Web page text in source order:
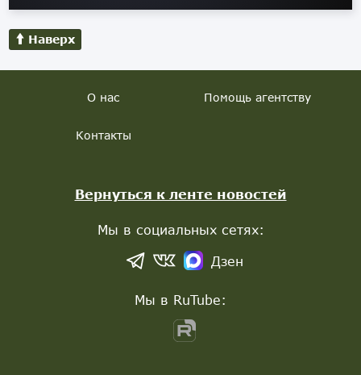
Наверх
О нас Помощь агентству
Контакты
Вернуться к ленте новостей
Мы в социальных сетях:
Дзен
Мы в RuTube: